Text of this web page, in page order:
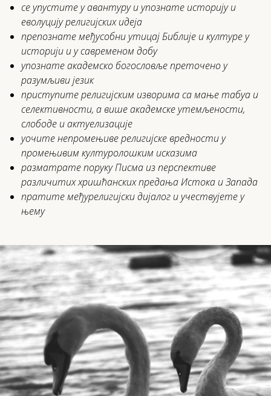
се упустите у авантуру и упознате историју и
еволуцију религијских идеја
препознате међусобни утицај Библије и културе у
историји и у савременом добу
упознате академско богословље преточено у
разумљиви језик
приступите религијским изворима са мање табуа и
селективности, а више академске утемљености,
слободе и актуелизације
уочите непромењиве религијске вредности у
промењивим културолошким исказима
разматрате поруку Писма из перспективе
различитих хришћанских предања Истока и Запада
пратите међурелигијски дијалог и учествујете у
њему